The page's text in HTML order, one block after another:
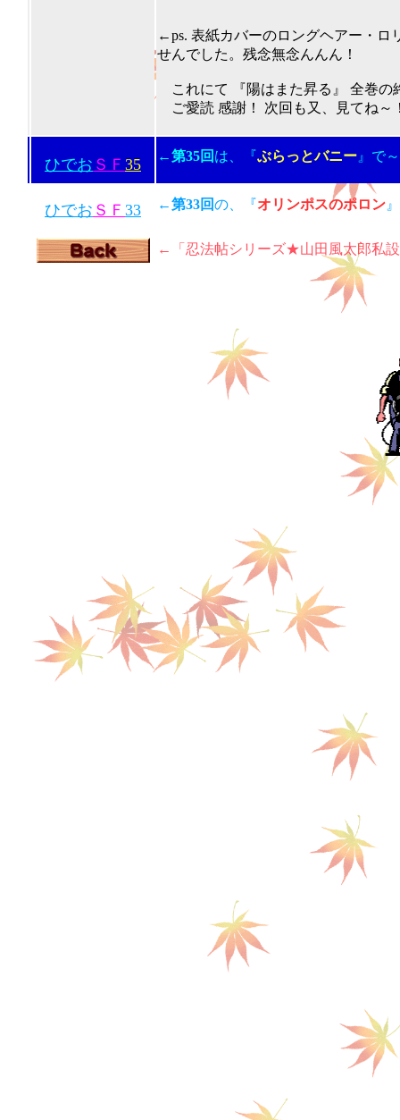
←ps. 表紙カバーのロングヘアー・ロ
せんでした。残念無念んんん！
これにて 『陽はまた昇る』 全巻の
ご愛読 感謝！ 次回も又、見てね～
ひでお ＳＦ 35 ←第35回 は、『ぶらっとバニー 』で
ひでお ＳＦ 33 ←第33回の、『オリンポスのポロン
← 「忍法帖シリーズ★山田風太郎私